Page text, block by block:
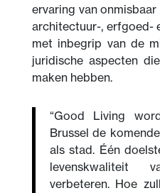
ervaring van
architectuur-, erfgoed-
met inbegrip van de
juridische aspecten
maken hebben.
“Good Living
Brussel de
als stad. Één
levenskwaliteit
verbeteren. Hoe